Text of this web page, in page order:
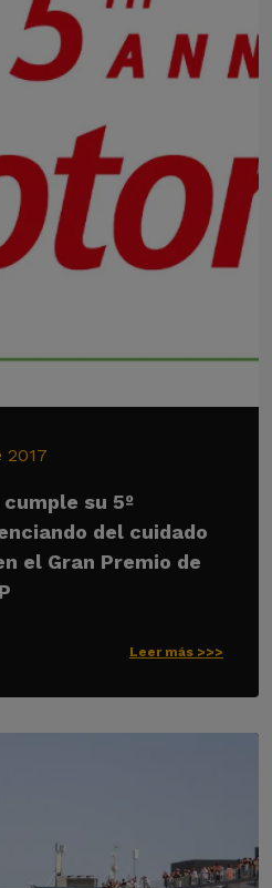
2017
cumple su 5º
del cuidado
el Gran Premio de
Leer más >>>